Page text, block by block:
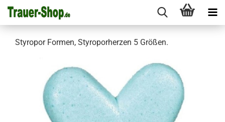
Styropor Formen, Styroporherzen 5 Größen.